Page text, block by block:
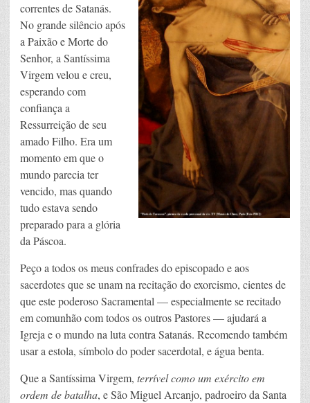
correntes de Satanás.
No grande silêncio após
a Paixão e Morte do
Senhor, a Santíssima
Virgem velou e creu,
esperando com
confiança a
Ressurreição de seu
amado Filho. Era um
momento em que o
mundo parecia ter
vencido, mas quando
tudo estava sendo
preparado para a glória
da Páscoa.
Peço a todos os meus confrades do episcopado e aos
sacerdotes que se unam na recitação do exorcismo, cientes de
que este poderoso Sacramental — especialmente se recitado
em comunhão com todos os outros Pastores — ajudará a
Igreja e o mundo na luta contra Satanás. Recomendo também
usar a estola, símbolo do poder sacerdotal, e água benta.
Que a Santíssima Virgem, terrível como um exército em
ordem de batalha, e São Miguel Arcanjo, padroeiro da Santa